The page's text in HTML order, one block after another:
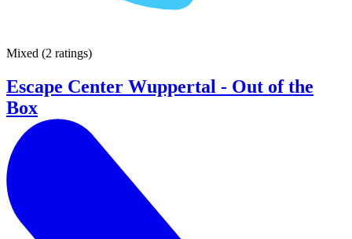
Mixed (2 ratings)
Escape Center Wuppertal - Out of the
Box